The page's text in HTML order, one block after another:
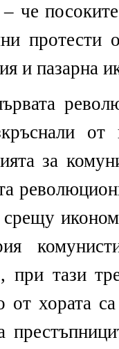
че
протести
и пазарна
за
при тази
от хората